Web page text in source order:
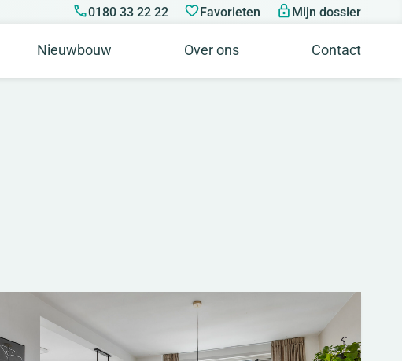
0180 33 22 22 Favorieten Mijn dossier
Nieuwbouw Over ons Contact